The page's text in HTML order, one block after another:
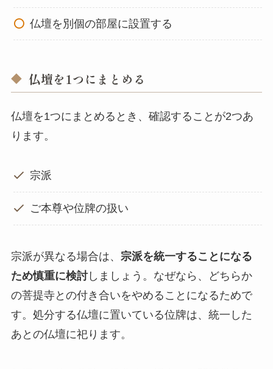
仏壇を別個の部屋に設置する
仏壇を1つにまとめる
仏壇を1つにまとめるとき、確認することが2つあ
ります。
宗派
ご本尊や位牌の扱い
宗派が異なる場合は、 宗派を統一することになる
ため慎重に検討しましょう。なぜなら、どちらか
の菩提寺との付き合いをやめることになるためで
す。処分する仏壇に置いている位牌は、統一した
あとの仏壇に祀ります。